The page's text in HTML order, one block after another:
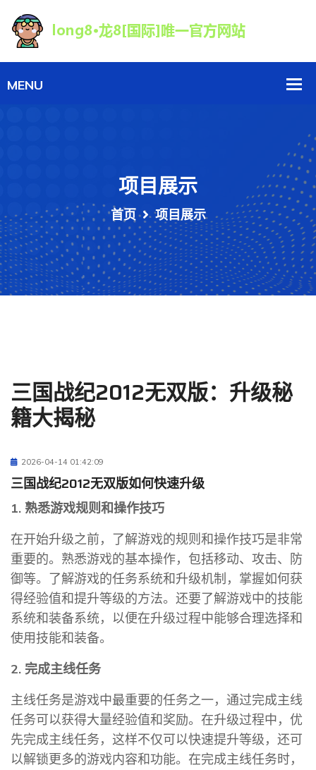
项目展示
首页 项目展示
三国战纪2012无双版：升级秘
籍大揭秘
2026-04-14 01:42:09
三国战纪2012无双版如何快速升级
1. 熟悉游戏规则和操作技巧
在开始升级之前，了解游戏的规则和操作技巧是非常
重要的。熟悉游戏的基本操作，包括移动、攻击、防
御等。了解游戏的任务系统和升级机制，掌握如何获
得经验值和提升等级的方法。还要了解游戏中的技能
系统和装备系统，以便在升级过程中能够合理选择和
使用技能和装备。
2. 完成主线任务
主线任务是游戏中最重要的任务之一，通过完成主线
任务可以获得大量经验值和奖励。在升级过程中，优
先完成主线任务，这样不仅可以快速提升等级，还可
以解锁更多的游戏内容和功能。在完成主线任务时，